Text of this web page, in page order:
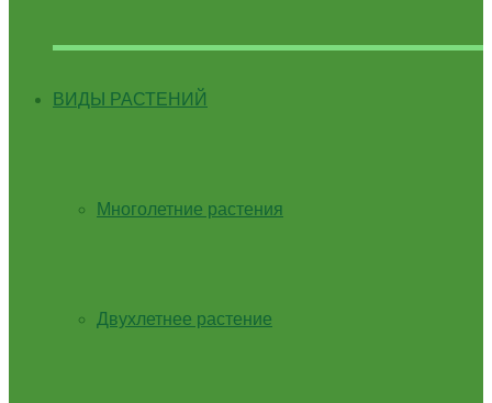
ВИДЫ РАСТЕНИЙ
Многолетние растения
Двухлетнее растение